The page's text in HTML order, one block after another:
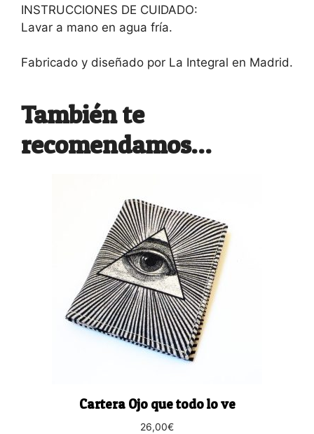
INSTRUCCIONES DE CUIDADO:
Lavar a mano en agua fría.
Fabricado y diseñado por La Integral en Madrid.
También te
recomendamos…
Cartera Ojo que todo lo ve
26,00€